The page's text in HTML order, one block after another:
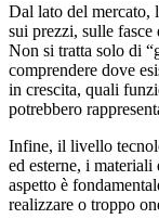
Dal lato del mercato,
sui prezzi, sulle fasce
Non si tratta solo di
comprendere dove
in crescita, quali
potrebbero
Infine, il livello
ed esterne, i
aspetto è
realizzare o troppo